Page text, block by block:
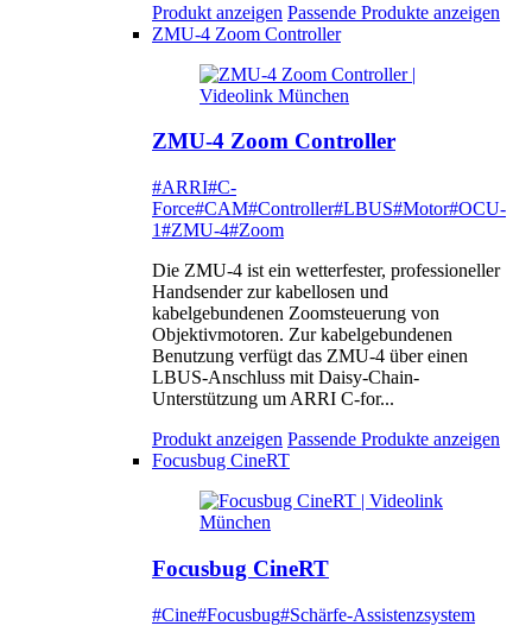
Produkt anzeigen Passende Produkte anzeigen
ZMU-4 Zoom Controller
ZMU-4 Zoom Controller
#ARRI#C-
Force#CAM#Controller#LBUS#Motor#OCU-
1#ZMU-4#Zoom
Die ZMU-4 ist ein wetterfester, professioneller
Handsender zur kabellosen und
kabelgebundenen Zoomsteuerung von
Objektivmotoren. Zur kabelgebundenen
Benutzung verfügt das ZMU-4 über einen
LBUS-Anschluss mit Daisy-Chain-
Unterstützung um ARRI C-for...
Produkt anzeigen Passende Produkte anzeigen
Focusbug CineRT
Focusbug CineRT
#Cine#Focusbug#Schärfe-Assistenzsystem